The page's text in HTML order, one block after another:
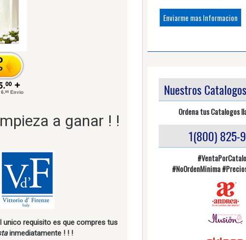
a ganar ! !
unico requisito es que compres tus
inmediatamente ! ! !
Nuestros Catalogos
Ordena tus Catalogos
1(800) 825-
#NoOrdenMinima